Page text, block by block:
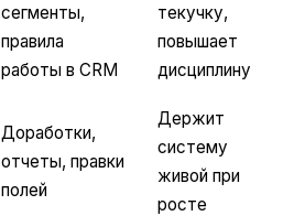
сегменты,
правила
работы в CRM
текучку,
повышает
дисциплину
Доработки,
отчеты, правки
полей
Держит
систему
живой при
росте